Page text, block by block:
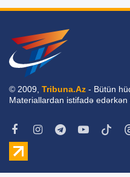
© 2009, Tribuna.Az - Bütün
Materiallardan istifadə edərkən